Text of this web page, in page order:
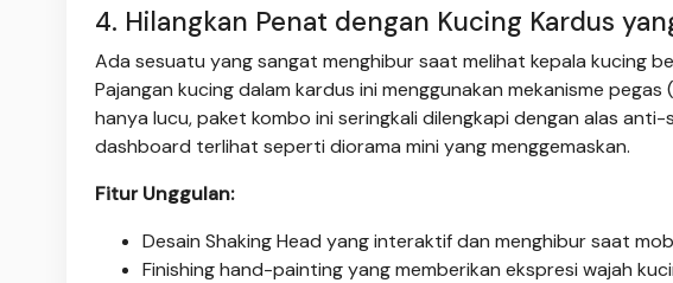
4. Hilangkan Penat dengan Kucing Kardus
Ada sesuatu yang sangat menghibur saat melihat kepala kucing
Pajangan kucing dalam kardus ini menggunakan mekanisme
hanya lucu, paket kombo ini seringkali dilengkapi dengan alas
dashboard terlihat seperti diorama mini yang menggemaskan.
Fitur Unggulan:
Desain Shaking Head yang interaktif dan menghibur saat
Finishing hand-painting yang memberikan ekspresi wajah